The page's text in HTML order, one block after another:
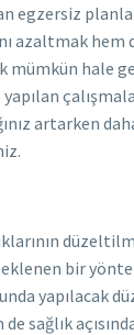
egzersiz
azaltmak hem
mümkün hale
artarken
bir
yapılacak
sağlık